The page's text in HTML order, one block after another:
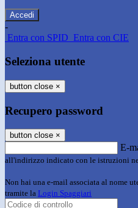
-
Entra con SPID Entra con CIE
Seleziona utente
button close ×
Recupero password
button close ×
E-
all'indirizzo indicato con le istruzioni
Non hai una e-mail associata al nome
tramite la Login Spaggiari